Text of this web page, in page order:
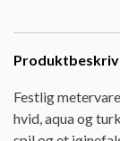
Festlig
hvid, aqua og